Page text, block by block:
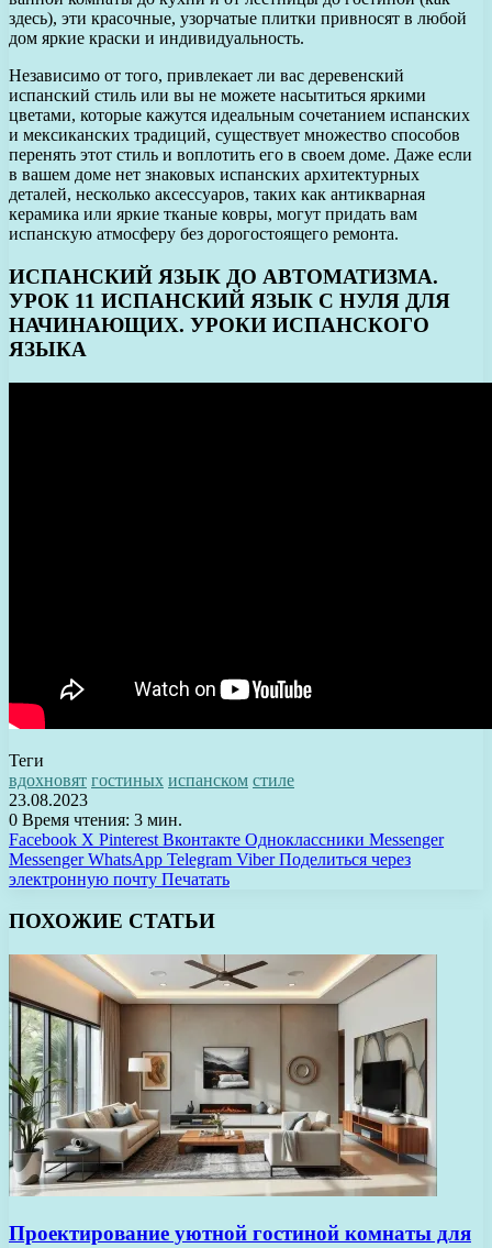
здесь), эти красочные, узорчатые плитки привносят в любой
дом яркие краски и индивидуальность.
Независимо от того, привлекает ли вас деревенский
испанский стиль или вы не можете насытиться яркими
цветами, которые кажутся идеальным сочетанием испанских
и мексиканских традиций, существует множество способов
перенять этот стиль и воплотить его в своем доме. Даже если
в вашем доме нет знаковых испанских архитектурных
деталей, несколько аксессуаров, таких как антикварная
керамика или яркие тканые ковры, могут придать вам
испанскую атмосферу без дорогостоящего ремонта.
ИСПАНСКИЙ ЯЗЫК ДО АВТОМАТИЗМА.
УРОК 11 ИСПАНСКИЙ ЯЗЫК С НУЛЯ ДЛЯ
НАЧИНАЮЩИХ. УРОКИ ИСПАНСКОГО
ЯЗЫКА
Теги
вдохновят гостиных испанском стиле
23.08.2023
0 Время чтения: 3 мин.
Facebook X Pinterest Вконтакте Одноклассники Messenger
Messenger WhatsApp Telegram Viber Поделиться через
электронную почту Печатать
ПОХОЖИЕ СТАТЬИ
Проектирование уютной гостиной комнаты для